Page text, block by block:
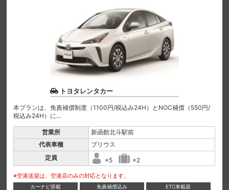
トヨタレンタカー
本プランは、免責補償制度（1100円/税込み24H）とNOC補償（550円/
税込み24H）に...
営業所
新函館北斗駅前
代表車種
プリウス
定員
×5 ×2
※空港送迎は、空港店のみの対応となります。
カーナビ搭載 免責補償込み
ETC車載器